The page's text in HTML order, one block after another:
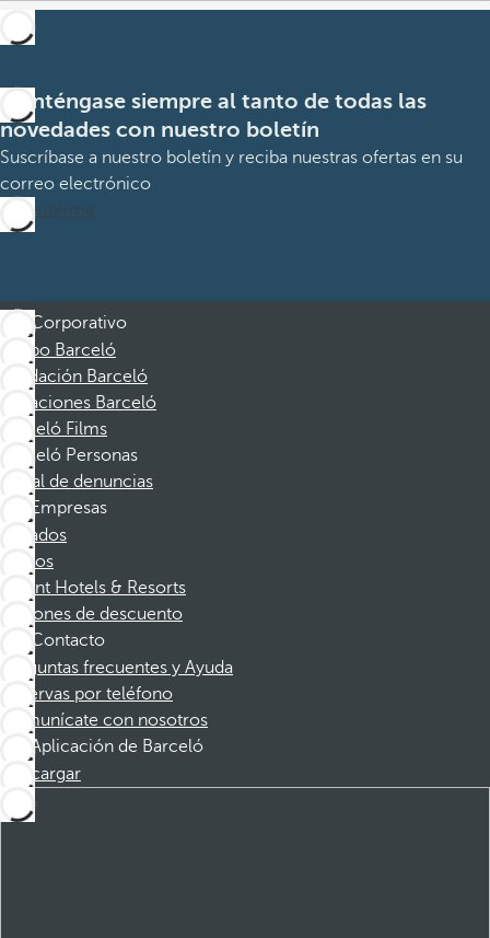
Manténgase siempre al tanto de todas las
novedades con nuestro boletín
Suscríbase a nuestro boletín y reciba nuestras ofertas en su
correo electrónico
Suscribirme
Corporativo
Grupo Barceló
Fundación Barceló
Vacaciones Barceló
Barceló Films
Barceló Personas
Canal de denuncias
Empresas
Afiliados
Socios
Dorint Hotels & Resorts
Cupones de descuento
Contacto
Preguntas frecuentes y Ayuda
Reservas por teléfono
Comunícate con nosotros
Aplicación de Barceló
Descargar